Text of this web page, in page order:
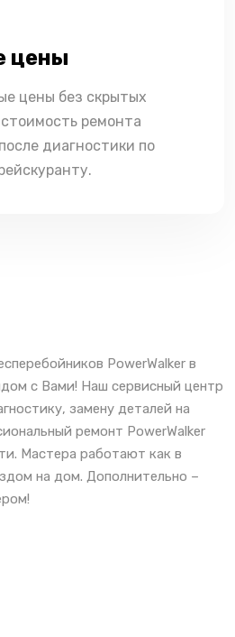
цены
цены без скрытых
ремонта
диагностики по
PowerWalker в
с Вами! Наш сервисный центр
замену деталей на
ремонт PowerWalker
Мастера работают как в
на дом. Дополнительно –